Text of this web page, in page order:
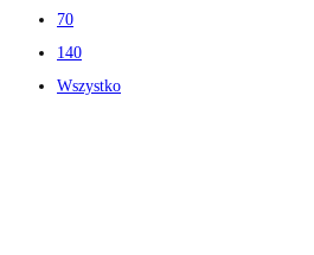
70
140
Wszystko